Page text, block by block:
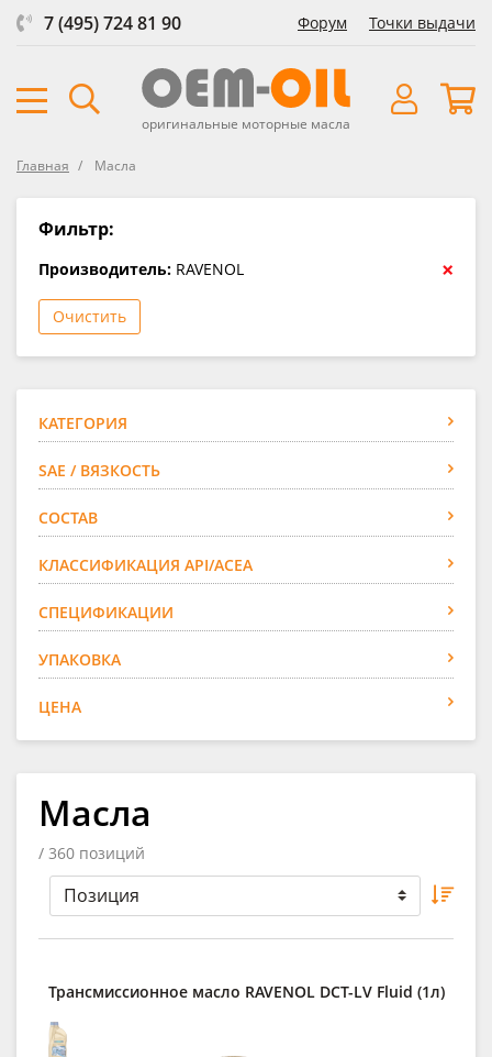
7 (495) 724 81 90 Форум Точки выдачи
оригинальные моторные масла
Главная Масла
Фильтр:
Производитель: RAVENOL ×
Очистить
КАТЕГОРИЯ
SAE / ВЯЗКОСТЬ
СОСТАВ
КЛАССИФИКАЦИЯ API/ACEA
СПЕЦИФИКАЦИИ
УПАКОВКА
ЦЕНА
Масла
/ 360 позиций
Трансмиссионное масло RAVENOL DCT-LV Fluid (1л)